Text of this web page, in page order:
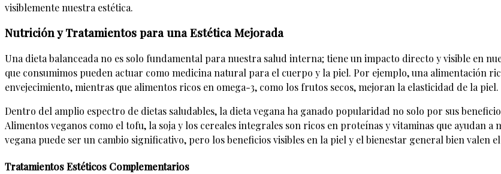
visiblemente nuestra estética.
Nutrición y Tratamientos para una Estética Mejorada
Una dieta balanceada no es solo fundamental para nuestra salud interna; tiene un impacto directo y visible en
que consumimos pueden actuar como medicina natural para el cuerpo y la piel. Por ejemplo, una alimentación
envejecimiento, mientras que alimentos ricos en omega-3, como los frutos secos, mejoran la elasticidad de la piel.
Dentro del amplio espectro de dietas saludables, la dieta vegana ha ganado popularidad no solo por sus
Alimentos veganos como el tofu, la soja y los cereales integrales son ricos en proteínas y vitaminas que ayudan
vegana puede ser un cambio significativo, pero los beneficios visibles en la piel y el bienestar general bien valen
Tratamientos Estéticos Complementarios